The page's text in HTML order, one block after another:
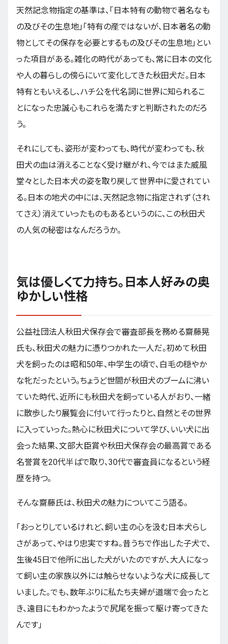
天然記念物指定の基準は、「日本特有の動物で著名なも
の及びその生息地」「特有の産ではないが、日本著名の動
物としてその保存を必要とするもの及びその生息地」とい
った項目がある。雑化の時代があっても、常に日本の文化
や人の暮らしの傍らにいて変化してきた秋田犬だ。日本
特有ともいえるし、ハチ公を代名詞に世界に知られるこ
とになった忠誠心もこれらを満たすと判断されたのだろ
う。
それにしても、姿形が変わっても、時代が変わっても、秋
田犬の血は消えることなく受け継がれ、今ではまた威風
堂々とした日本犬の姿を取り戻して世界中に愛されてい
る。日本の地犬の中には、天然記念物に指定されず（され
てさえ）消えていったものもあるというのに、この秋田犬
の人気の秘密はなんだろうか。
気は優しくて力持ち。日本人好みの奥
ゆかしい性格
公益社団法人秋田犬保存会で審査部長を務める齋藤晃
氏も、秋田犬の魅力に憑りつかれた一人だ。初めて秋田
犬を飼ったのは昭和50年、中学生の頃で、白毛の穏やか
な牝だったという。ちょうど世間が秋田犬のブームに沸い
ていた時代、近所にも秋田犬を飼っている人がおり、一緒
に散歩したり展覧会に付いて行ったりと、自然とその世界
に入っていった。熱心に秋田犬について学び、いい犬に出
会った結果、文部大臣賞や秋田犬保存会の最高賞である
名誉賞を20代半ばで取り、30代で審査員になるという経
歴を持つ。
そんな齋藤氏は、秋田犬の魅力についてこう語る。
「おっとりしているけれど、飼い主の心を汲む日本犬らし
さがあって、やはり忠実ですね。昔うちで作出した子犬で、
生後45日で他所に出した犬がいたのですが、大人になっ
て飼い主の家族以外には触らせないような犬に成長して
いました。でも、数年ぶりに私たち夫婦が道端で会ったと
き、遠目にもわかったようで尻尾を振って駆け寄ってきた
んです」